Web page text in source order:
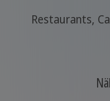
Restaurants,